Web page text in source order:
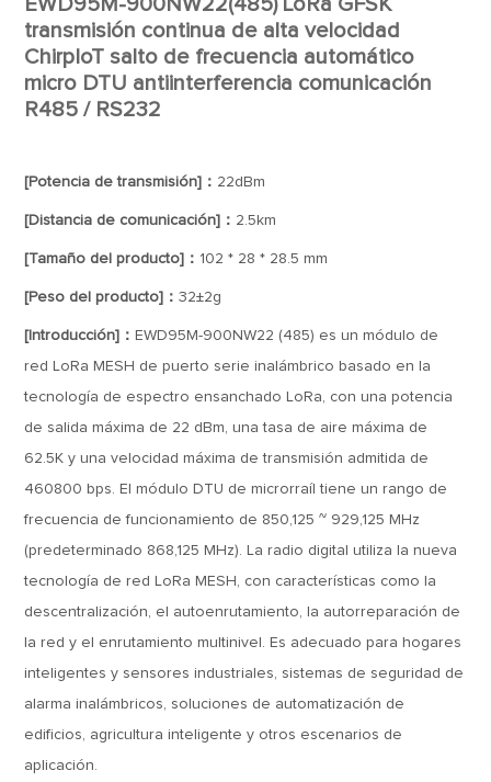
EWD95M-900NW22(485) LoRa GFSK
transmisión continua de alta velocidad
ChirpIoT salto de frecuencia automático
micro DTU antiinterferencia comunicación
R485 / RS232
[Potencia de transmisión]： 22dBm
[Distancia de comunicación]： 2.5km
[Tamaño del producto]： 102 * 28 * 28.5 mm
[Peso del producto]：32±2g
[Introducción]： EWD95M-900NW22 (485) es un módulo de
red LoRa MESH de puerto serie inalámbrico basado en la
tecnología de espectro ensanchado LoRa, con una potencia
de salida máxima de 22 dBm, una tasa de aire máxima de
62.5K y una velocidad máxima de transmisión admitida de
460800 bps. El módulo DTU de microrraíl tiene un rango de
frecuencia de funcionamiento de 850,125 ~ 929,125 MHz
(predeterminado 868,125 MHz). La radio digital utiliza la nueva
tecnología de red LoRa MESH, con características como la
descentralización, el autoenrutamiento, la autorreparación de
la red y el enrutamiento multinivel. Es adecuado para hogares
inteligentes y sensores industriales, sistemas de seguridad de
alarma inalámbricos, soluciones de automatización de
edificios, agricultura inteligente y otros escenarios de
aplicación.